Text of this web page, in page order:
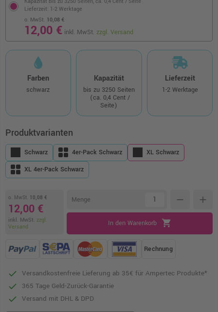
o. MwSt. 10,08 €
12,00 € inkl. MwSt.zzgl. Versand
Lieferzeit: 1-2 Werktage
Farben
schwarz
Kapazität
bis zu 3250 Seiten
(ca. 0,4 Cent /
Seite)
Lieferzeit
1-2 Werktage
Produktvarianten
Schwarz 4er-Pack Schwarz
XL Schwarz
XL 4er-Pack Schwarz
o. MwSt. 10,08 €
12,00 €
inkl. MwSt. zzgl.
Versand
Menge remove add
In den Warenkorb shopping_cart
Rechnung
Versandkostenfreie Lieferung ab 35€ für Ampertec Produkte*
365 Tage Geld-Zurück-Garantie
Versand mit DHL & DPD